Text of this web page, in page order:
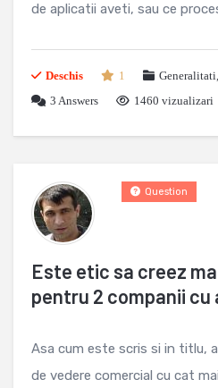
de aplicatii aveti, sau ce
Deschis 1 Generalitati,
3 Answers 1460 vizualizari
Este etic sa creez
pentru 2 companii
Question
Asa cum este scris si in titlu,
de vedere comercial cu cat